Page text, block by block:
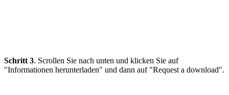
Schritt 3. Scrollen Sie nach unten und klicken Sie auf
"Informationen herunterladen" und dann auf "Request a download".